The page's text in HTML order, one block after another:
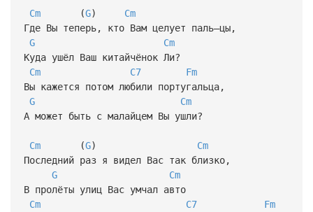
Cm(G) Cm
Где Вы теперь, кто Вам целует паль—цы,
G
Cm
Куда ушёл Ваш китайчёнок Ли?
Cm
C7
Fm
Вы кажется потом любили португальца,
G
Cm
А может быть с малайцем Вы ушли?
Cm(G) Cm
Последний раз я видел Вас так близко,
G
Cm
В пролёты улиц Вас умчал авто
Cm
C7
Fm